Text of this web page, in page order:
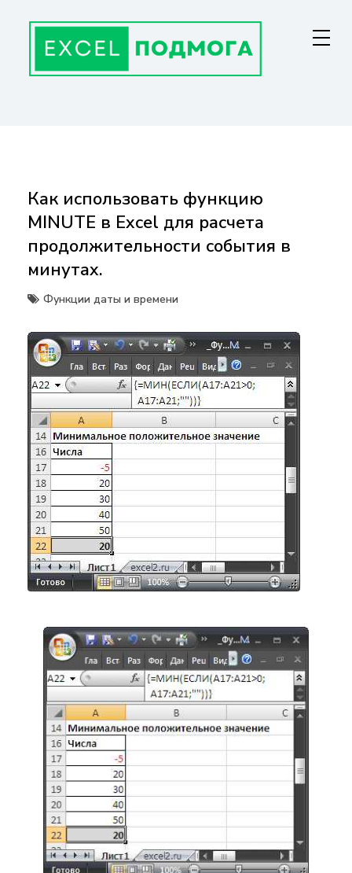
содержанию
Как использовать функцию
MINUTE в Excel для расчета
продолжительности события в
минутах.
Функции даты и времени